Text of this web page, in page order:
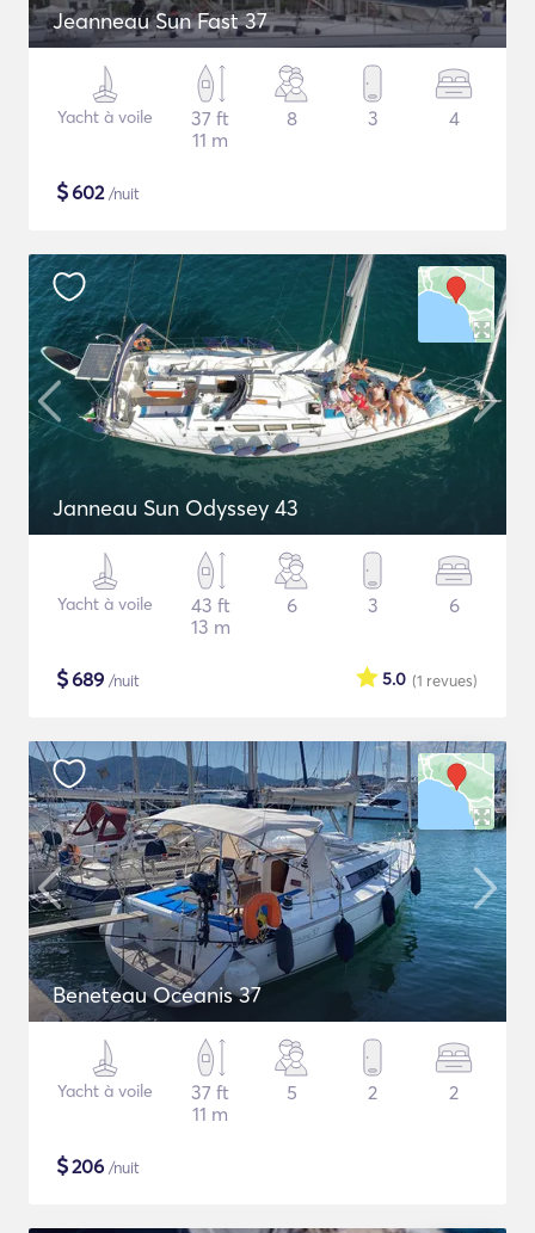
Jeanneau Sun Fast 37
Yacht à voile
37 ft
11 m
8 3 4
$602/nuit
Janneau Sun Odyssey 43
Yacht à voile
43 ft
13 m
6 3 6
$689 /nuit (1 revues)
5.0
Beneteau Oceanis 37
Yacht à voile
37 ft
11 m
5 2 2
$206 /nuit